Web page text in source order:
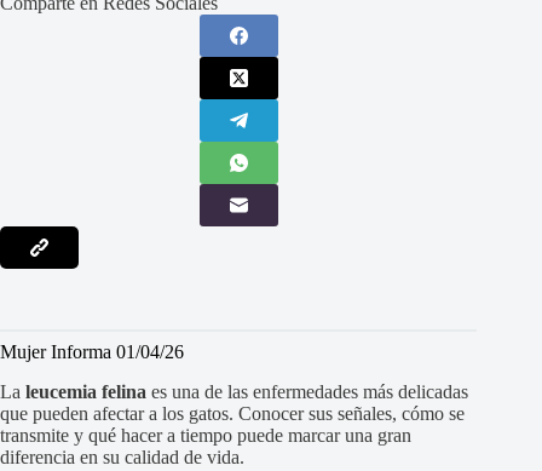
Mujer Informa 01/04/26
La leucemia felina es una de las enfermedades más delicadas
que pueden afectar a los gatos. Conocer sus señales, cómo se
transmite y qué hacer a tiempo puede marcar una gran
diferencia en su calidad de vida.